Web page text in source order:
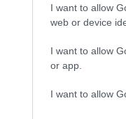
I want to allow
web or device
I want to allow
or app.
I want to allow
Xiaomi 15T Pro